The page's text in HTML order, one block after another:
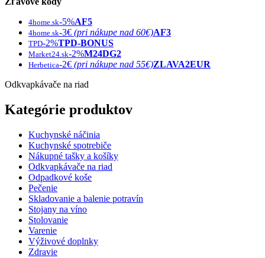
4home.sk-5%AF5
4home.sk-3€ (pri nákupe nad 60€)AF3
TPD-2%TPD-BONUS
Market24.sk-2%M24DG2
Herbetica-2€ (pri nákupe nad 55€)ZLAVA2EUR
Odkvapkávače na riad
Kategórie produktov
Kuchynské náčinia
Kuchynské spotrebiče
Nákupné tašky a košíky
Odkvapkávače na riad
Odpadkové koše
Pečenie
Skladovanie a balenie potravín
Stojany na víno
Stolovanie
Varenie
Výživové doplnky
Zdravie